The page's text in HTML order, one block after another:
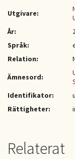
KONTAKT
Utgivare:
År:
Språk:
Relation:
Ämnesord:
Identifikator:
Rättigheter:
Relaterat